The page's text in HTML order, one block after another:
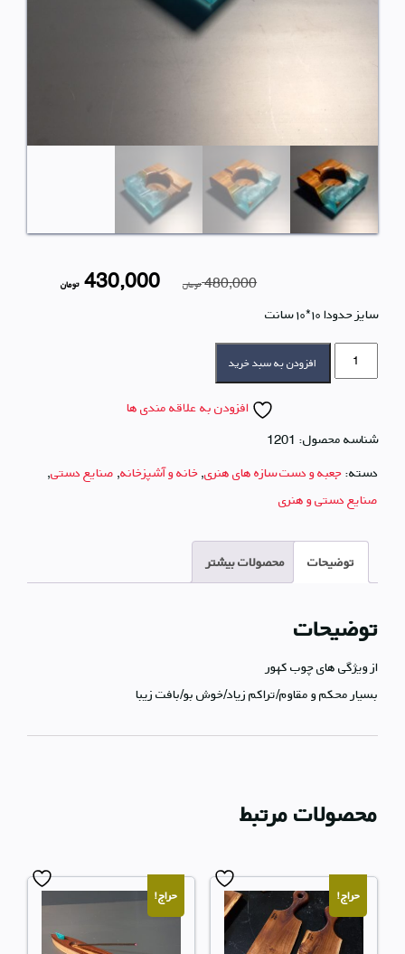
480,000 تومان
قیمت
بود.
430,000 تومان
سایز حدودا ۱۰*۱۰ سانت
زیرسیگاری
چوب
کهور
افزودن به سبد خرید
افزودن به علاقه مندی ها
شناسه محصول: 1201
دسته:جعبه و دست سازه های هنری,خانه و آشپزخانه, صنایع دستی,
صنایع دستی و هنری
توضیحات محصولات بیشتر
توضیحات
از ویژگی های چوب کهور
بسیار محکم و مقاوم/تراکم زیاد/خوش بو/بافت زیبا
محصولات مرتبط
حراج! حراج!